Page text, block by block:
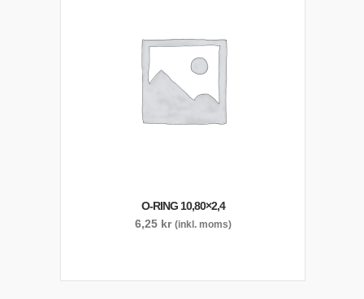
O-RING 10,80×2,4
6,25 kr (inkl. moms)